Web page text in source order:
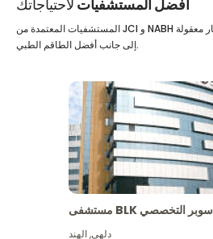
أفضل المستشفيات لاحتياجاتك
المستشفيات المعتمدة من JCI و NABH مع أحدث المرافق المتاحة بأسعار معقولة
إلى جانب أفضل الطاقم الطبي.
مستشفى BLK سوبر التخصصي
دلهي,الهند